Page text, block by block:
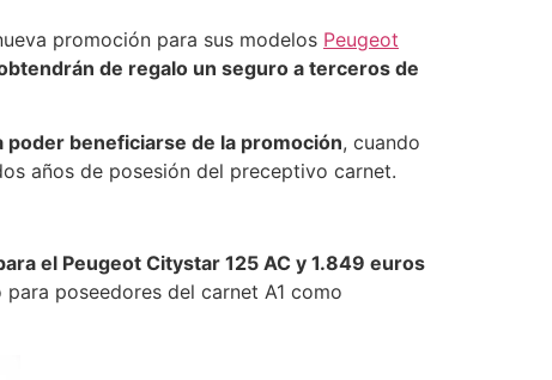
promoción para sus modelos Peugeot
de regalo un seguro a terceros de
poder beneficiarse de la promoción, cuando
años de posesión del preceptivo carnet.
el Peugeot Citystar 125 AC y 1.849 euros
poseedores del carnet A1 como